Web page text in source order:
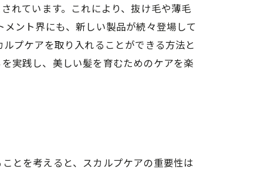
れています。これにより、抜け毛や薄毛
ント界にも、新しい製品が続々登場して
プケアを取り入れることができる方法と
実践し、美しい髪を育むためのケアを楽
とを考えると、スカルプケアの重要性は